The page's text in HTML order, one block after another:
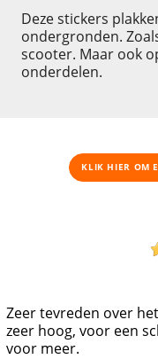
Deze stickers
ondergronden.
scooter. Maar ook
onderdelen.
KLIK HIER OM
Zeer tevreden over
zeer hoog, voor een
voor meer.